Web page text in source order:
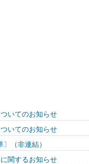
いてのお知らせ
いてのお知らせ
（非連結）
関するお知らせ